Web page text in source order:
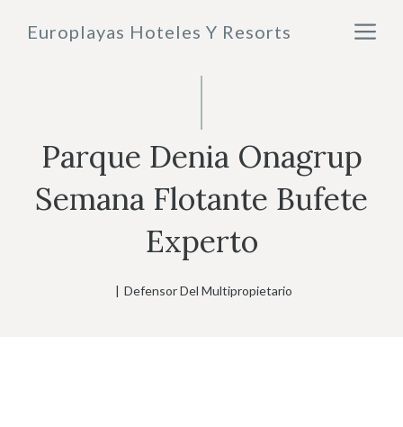
Europlayas Hoteles Y Resorts
Parque Denia Onagrup
Semana Flotante Bufete
Experto
| Defensor Del Multipropietario